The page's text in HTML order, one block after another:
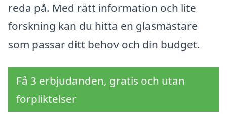
reda på. Med rätt information och lite
forskning kan du hitta en glasmästare
som passar ditt behov och din budget.
Få 3 erbjudanden, gratis och utan
förpliktelser